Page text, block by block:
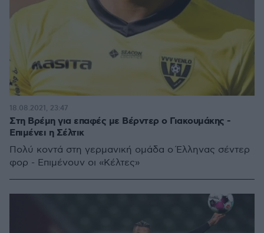
Στη Βρέμη για επαφές με Βέρντερ ο Γιακουμάκης -
Επιμένει η Σέλτικ
Πολύ κοντά στη γερμανική ομάδα ο Έλληνας σέντερ
φορ - Επιμένουν οι «Κέλτες»
18.08.2021, 23:47